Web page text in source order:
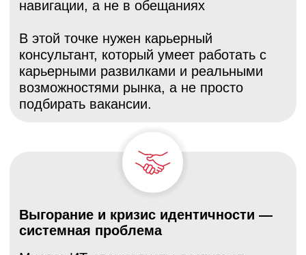
редкую и востребованную позицию.